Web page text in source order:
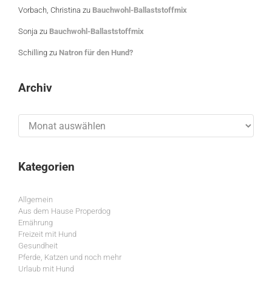
Vorbach, Christina zu Bauchwohl-Ballaststoffmix
Sonja zu Bauchwohl-Ballaststoffmix
Schilling zu Natron für den Hund?
Archiv
Kategorien
Allgemein
Aus dem Hause Properdog
Ernährung
Freizeit mit Hund
Gesundheit
Pferde, Katzen und noch mehr
Urlaub mit Hund